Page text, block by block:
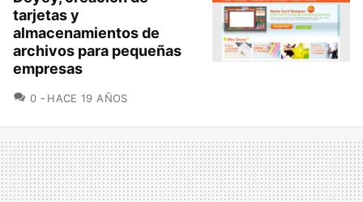
tarjetas y
almacenamientos de
archivos para pequeñas
empresas
0 COMENTARIOS
HACE 19 AÑOS